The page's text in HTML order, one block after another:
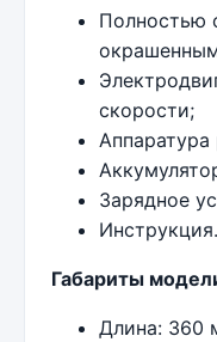
Полностью
скорости;
Аппаратура
Зарядное
Инструкция.
Габариты
Длина: 360